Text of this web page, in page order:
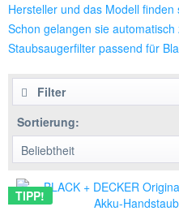
Hersteller und das Modell
Schon gelangen sie
Staubsaugerfilter passend für
Filter
Sortierung:
TIPP!